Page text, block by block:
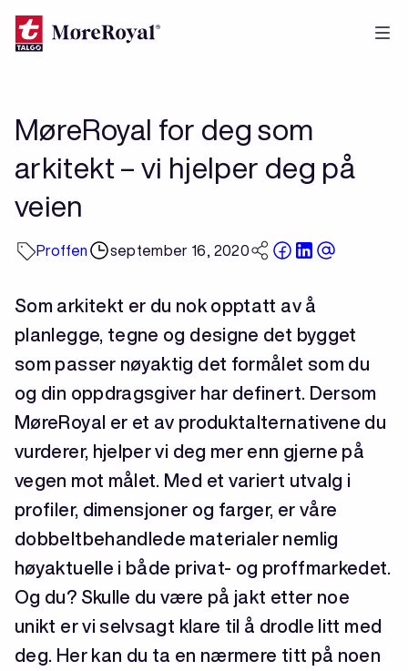
Hopp
MøreRoyal for deg som
arkitekt – vi hjelper deg på
veien
Proffen september 16, 2020
Som arkitekt er du nok opptatt av å
planlegge, tegne og designe det bygget
som passer nøyaktig det formålet som du
og din oppdragsgiver har definert. Dersom
MøreRoyal er et av produktalternativene du
vurderer, hjelper vi deg mer enn gjerne på
vegen mot målet. Med et variert utvalg i
profiler, dimensjoner og farger, er våre
dobbeltbehandlede materialer nemlig
høyaktuelle i både privat- og proffmarkedet.
Og du? Skulle du være på jakt etter noe
unikt er vi selvsagt klare til å drodle litt med
deg. Her kan du ta en nærmere titt på noen